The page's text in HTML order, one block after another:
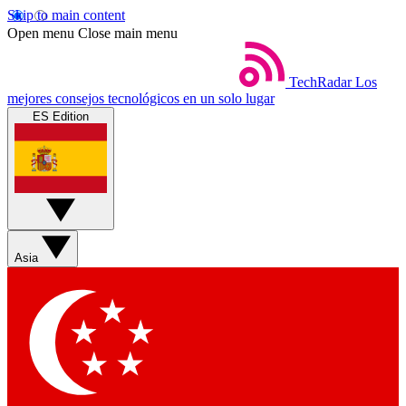
Skip to main content
Open menu Close main menu
TechRadar Los
mejores consejos tecnológicos en un solo lugar
ES Edition
Asia